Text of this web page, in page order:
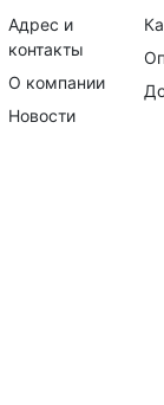
Адрес и
контакты
О компании
Новости